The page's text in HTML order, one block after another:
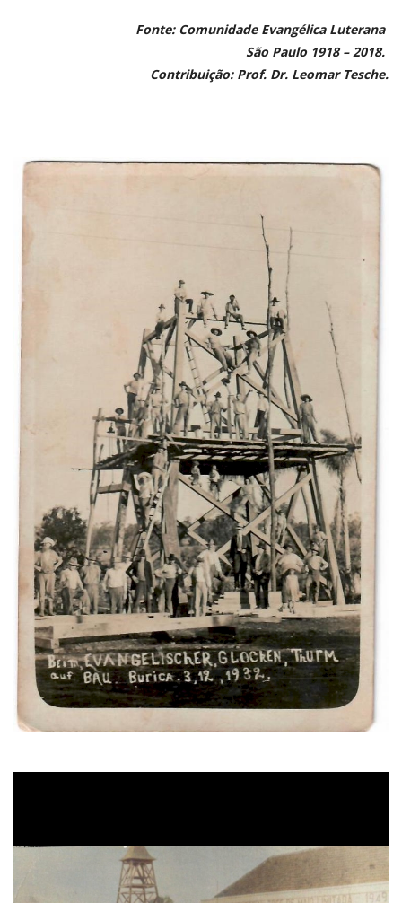
Fonte: Comunidade Evangélica Luterana
São Paulo 1918 – 2018.
Contribuição: Prof. Dr. Leomar Tesche.